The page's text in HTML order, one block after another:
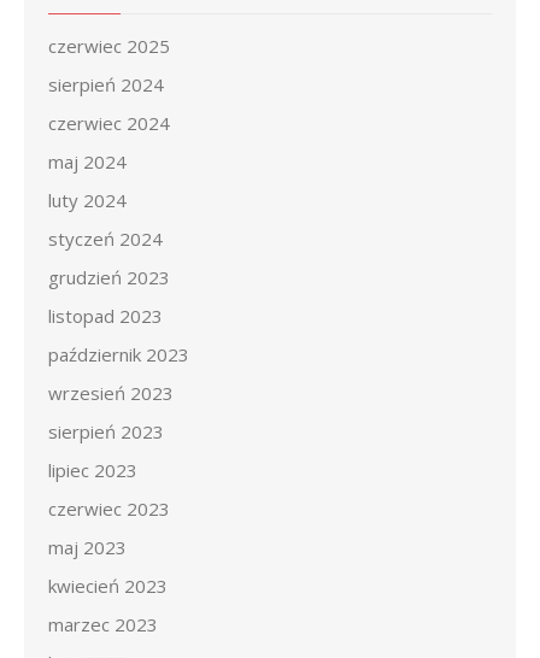
czerwiec 2025
sierpień 2024
czerwiec 2024
maj 2024
luty 2024
styczeń 2024
grudzień 2023
listopad 2023
październik 2023
wrzesień 2023
sierpień 2023
lipiec 2023
czerwiec 2023
maj 2023
kwiecień 2023
marzec 2023